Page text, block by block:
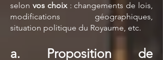
selon vos choix : changements de lois,
modifications géographiques,
situation politique du Royaume, etc.
a. Proposition de